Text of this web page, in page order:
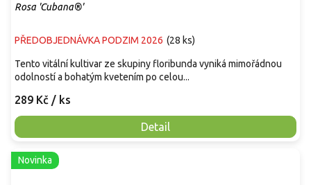
Rosa 'Cubana®'
PŘEDOBJEDNÁVKA PODZIM 2026 (28 ks)
289 Kč / ks
Detail
Tento vitální kultivar ze skupiny floribunda vyniká mimořádnou
odolností a bohatým kvetením po celou...
Novinka